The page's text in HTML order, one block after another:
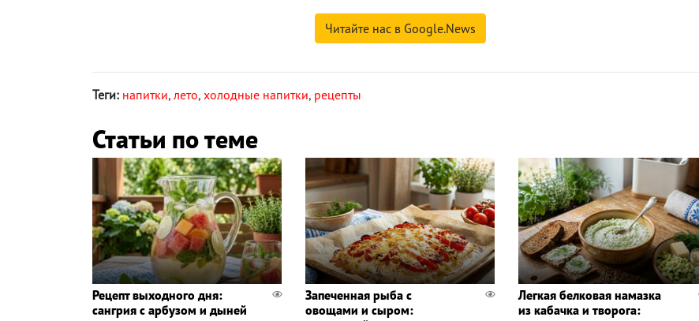
Читайте нас в Google.News
Теги: напитки, лето, холодные напитки, рецепты
Статьи по теме
Рецепт выходного дня:
сангрия с арбузом и дыней
Запеченная рыба с
овощами и сыром:
Легкая белковая намазка
из кабачка и творога: